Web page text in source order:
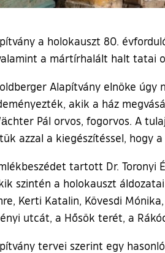
a holokauszt 80.
a mártírhalált halt tatai
Alapítvány elnöke
akik a ház
Pál orvos, fogorvos. A
azzal a kiegészítéssel,
tartott Dr. Toronyi
szintén a holokauszt
Kerti Katalin, Kövesdi
utcát, a Hősök terét, a
tervei szerint egy